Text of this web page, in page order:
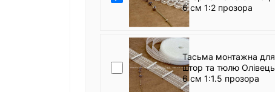
6 см 1:2 прозора
Тасьма монтажна для
штор та тюлю Олівець
6 см 1:1.5 прозора